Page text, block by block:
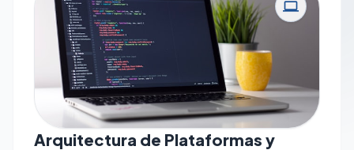
computer
Arquitectura de Plataformas y